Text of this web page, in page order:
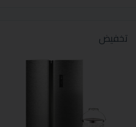
تخفيض